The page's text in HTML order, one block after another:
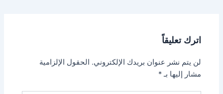
اترك تعليقاً
لن يتم نشر عنوان بريدك الإلكتروني. الحقول الإلزامية
مشار إليها بـ*